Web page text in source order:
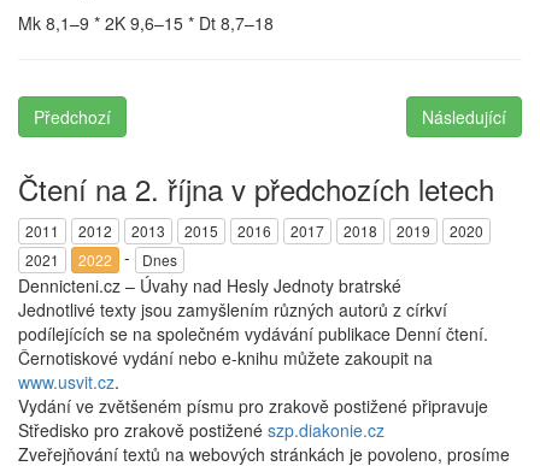
Mk 8,1–9 * 2K 9,6–15 * Dt 8,7–18
Předchozí Následující
Čtení na 2. října v předchozích letech
2011 2012 2013 2015 2016 2017 2018 2019
2020
2021
2022 - Dnes
Dennicteni.cz – Úvahy nad Hesly Jednoty bratrské
Jednotlivé texty jsou zamyšlením různých autorů z církví
podílejících se na společném vydávání publikace Denní čtení.
Černotiskové vydání nebo e-knihu můžete zakoupit na
www.usvit.cz.
Vydání ve zvětšeném písmu pro zrakově postižené připravuje
Středisko pro zrakově postižené szp.diakonie.cz
Zveřejňování textů na webových stránkách je povoleno, prosíme